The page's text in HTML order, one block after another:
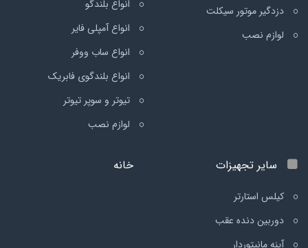
دزدگیر موتور سیکلت
لوازم نصب
انواع بلندگو
انواع آمپلی فایر
انواع ساب ووفر
انواع بلندگوی فابریک
تیوتر و سوپر تیوتر
لوازم نصب
سایر تجهیزات
کیلس استارتر
دوربین دنده عقب
آینه مانیتوردار
خانه